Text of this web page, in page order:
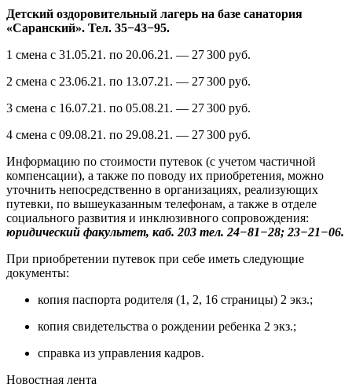
Детский оздоровительный лагерь на базе санатория
«Саранский». Тел. 35−43−95.
1 смена с 31.05.21. по 20.06.21. — 27 300 руб.
2 смена с 23.06.21. по 13.07.21. — 27 300 руб.
3 смена с 16.07.21. по 05.08.21. — 27 300 руб.
4 смена с 09.08.21. по 29.08.21. — 27 300 руб.
Информацию по стоимости путевок (с учетом частичной
компенсации), а также по поводу их приобретения, можно
уточнить непосредственно в организациях, реализующих
путевки, по вышеуказанным телефонам, а также в отделе
социального развития и инклюзивного сопровождения:
юридический факультет, каб. 203 тел. 24−81−28; 23−21−06.
При приобретении путевок при себе иметь следующие
документы:
копия паспорта родителя (1, 2, 16 страницы) 2 экз.;
копия свидетельства о рождении ребенка 2 экз.;
справка из управления кадров.
Новостная лента